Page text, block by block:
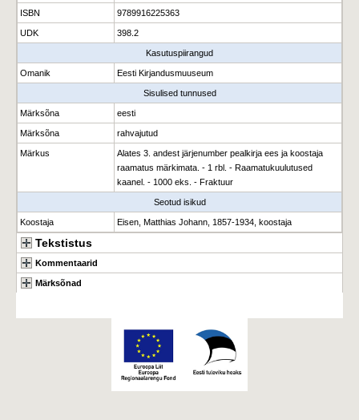
ISBN 9789916225363
UDK 398.2
Kasutuspiirangud
Omanik Eesti Kirjandusmuuseum
Sisulised tunnused
Märksõna eesti
Märksõna rahvajutud
Märkus
Alates 3. andest järjenumber pealkirja ees ja koostaja
raamatus märkimata. - 1 rbl. - Raamatukuulutused
kaanel. - 1000 eks. - Fraktuur
Seotud isikud
Koostaja Eisen, Matthias Johann, 1857-1934, koostaja
Tekstistus
Kommentaarid
Märksõnad